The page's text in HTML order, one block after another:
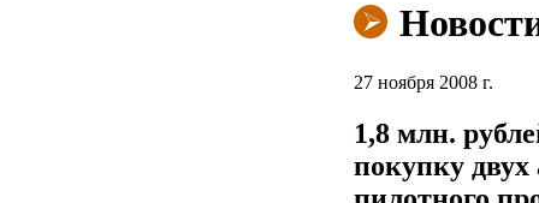
27 ноября 2008 г.
1,8 млн.
покупку